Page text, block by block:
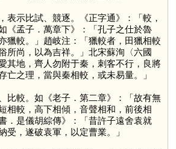
表示比試、競逐。《正字通》：「較，
《孟子．萬章下》：「孔子之仕於魯
獵較。」趙岐注：「獵較者，田獵相較
所尚，以為吉祥。」北宋蘇洵〈六國
其地，齊人勿附于秦，刺客不行，良將
亡之理，當與秦相較，或未易量。」
比較。如《老子．第二章》：「故有無
相較，高下相傾，音聲相和，前後相
．是儀胡綜傳》：「昔許子遠舍袁就
受，遂破袁軍，以定曹業。」